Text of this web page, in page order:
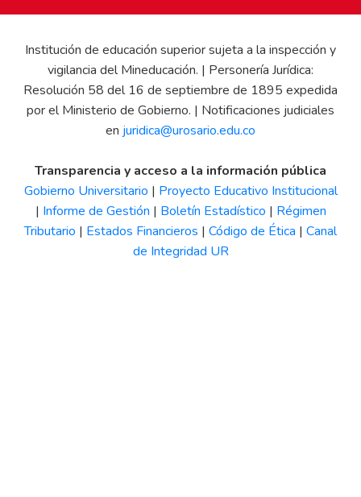
Institución de educación superior sujeta a la inspección y
vigilancia del Mineducación. | Personería Jurídica:
Resolución 58 del 16 de septiembre de 1895 expedida
por el Ministerio de Gobierno. | Notificaciones judiciales
en juridica@urosario.edu.co
Transparencia y acceso a la información pública
Gobierno Universitario | Proyecto Educativo Institucional
| Informe de Gestión | Boletín Estadístico | Régimen
Tributario | Estados Financieros | Código de Ética | Canal
de Integridad UR